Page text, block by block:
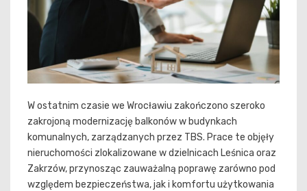
W ostatnim czasie we Wrocławiu zakończono szeroko
zakrojoną modernizację balkonów w budynkach
komunalnych, zarządzanych przez TBS. Prace te objęły
nieruchomości zlokalizowane w dzielnicach Leśnica oraz
Zakrzów, przynosząc zauważalną poprawę zarówno pod
względem bezpieczeństwa, jak i komfortu użytkowania